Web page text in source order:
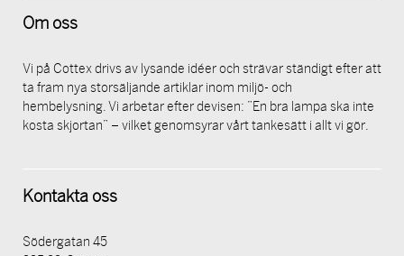
Om oss
Vi på Cottex drivs av lysande idéer och strävar ständigt efter att
ta fram nya storsäljande artiklar inom miljö- och
hembelysning. Vi arbetar efter devisen: ”En bra lampa ska inte
kosta skjortan” – vilket genomsyrar vårt tankesätt i allt vi gör.
Kontakta oss
Södergatan 45